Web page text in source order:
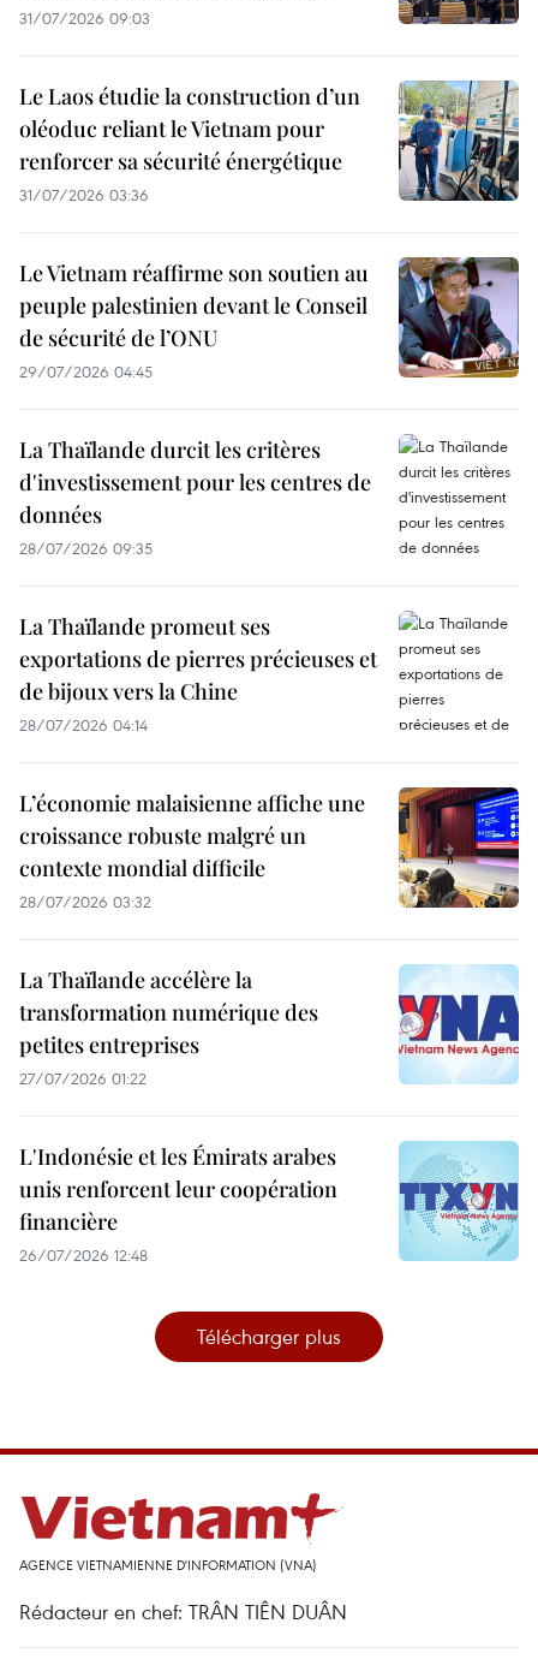
31/07/2026 09:03
Le Laos étudie la construction d’un
oléoduc reliant le Vietnam pour
renforcer sa sécurité énergétique
31/07/2026 03:36
Le Vietnam réaffirme son soutien au
peuple palestinien devant le Conseil
de sécurité de l’ONU
29/07/2026 04:45
La Thaïlande durcit les critères
d'investissement pour les centres de
données
28/07/2026 09:35
La Thaïlande promeut ses
exportations de pierres précieuses et
de bijoux vers la Chine
28/07/2026 04:14
L’économie malaisienne affiche une
croissance robuste malgré un
contexte mondial difficile
28/07/2026 03:32
La Thaïlande accélère la
transformation numérique des
petites entreprises
27/07/2026 01:22
L'Indonésie et les Émirats arabes
unis renforcent leur coopération
financière
26/07/2026 12:48
Télécharger plus
AGENCE VIETNAMIENNE D'INFORMATION (VNA)
Rédacteur en chef: TRÂN TIÊN DUÂN